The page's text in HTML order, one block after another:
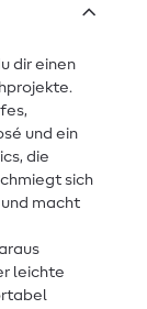
dir einen
und ein
die
sich
macht
leichte